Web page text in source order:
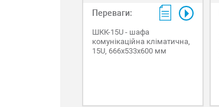
Переваги:
ШКК-15U - шафа
комунікаційна кліматична,
15U, 666х533х600 мм